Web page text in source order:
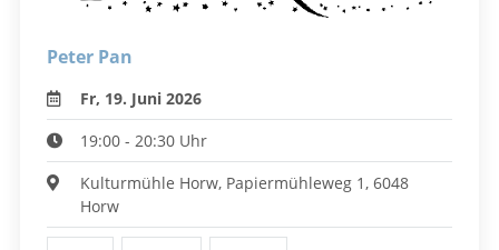
Peter Pan
Fr, 19. Juni 2026
19:00 - 20:30 Uhr
Kulturmühle Horw, Papiermühleweg 1, 6048
Horw